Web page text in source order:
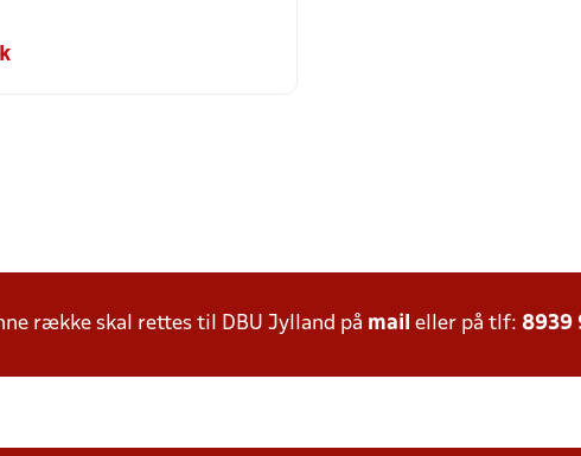
række skal rettes til DBU Jylland på mail eller på tlf: 8939